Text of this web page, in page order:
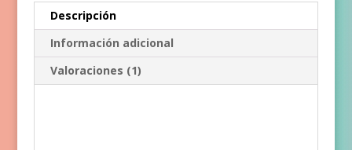
Descripción
Información adicional
Valoraciones (1)